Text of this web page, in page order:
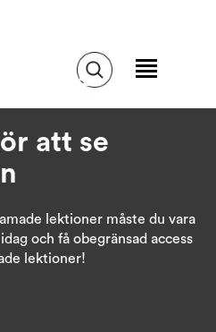
att se
lektioner måste du vara
och få obegränsad access
lektioner!